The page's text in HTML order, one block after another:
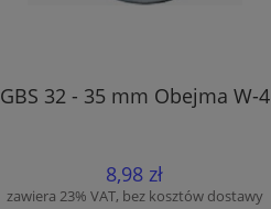
GBS 32 - 35 mm Obejma W-4
8,98 zł
zawiera 23% VAT, bez kosztów dostawy